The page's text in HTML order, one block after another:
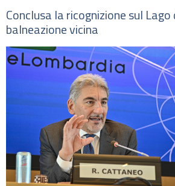
Conclusa la ricognizione sul Lago
balneazione vicina